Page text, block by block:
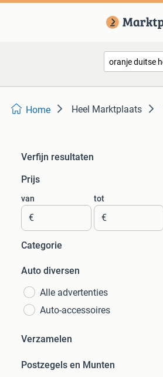
Home Heel Marktplaats
Verfijn resultaten
Prijs
van
€
tot
€
Categorie
Auto diversen
Alle advertenties
Auto-accessoires
Verzamelen
Postzegels en Munten